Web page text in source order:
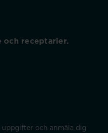
och receptarier.
uppgifter och anmäla dig